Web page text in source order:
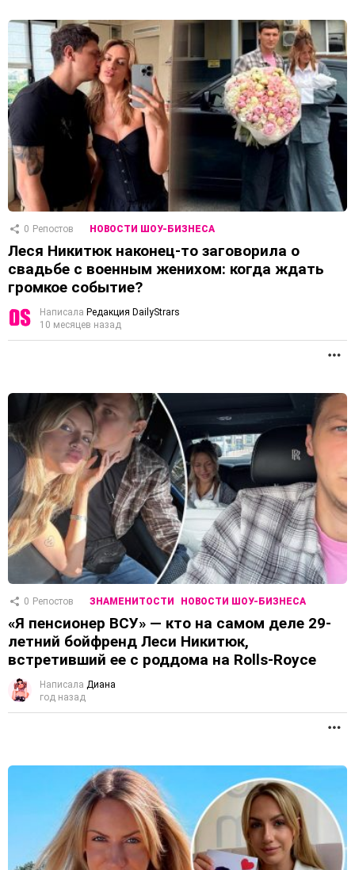
0 Репостов НОВОСТИ ШОУ-БИЗНЕСА
Леся Никитюк наконец-то заговорила о
свадьбе с военным женихом: когда ждать
громкое событие?
Написала Редакция DailyStrars
10 месяцев назад
0 Репостов ЗНАМЕНИТОСТИ НОВОСТИ ШОУ-БИЗНЕСА
«Я пенсионер ВСУ» — кто на самом деле 29-
летний бойфренд Леси Никитюк,
встретивший ее с роддома на Rolls-Royce
Написала Диана
год назад